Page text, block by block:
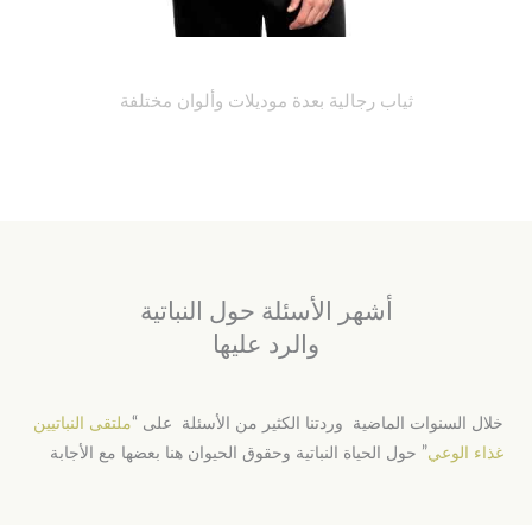
ثياب رجالية بعدة موديلات وألوان مختلفة
أشهر الأسئلة حول النباتية
والرد عليها
خلال السنوات الماضية وردتنا الكثير من الأسئلة على “ملتقى النباتيين
غذاء الوعي” حول الحياة النباتية وحقوق الحيوان هنا بعضها مع الأجابة